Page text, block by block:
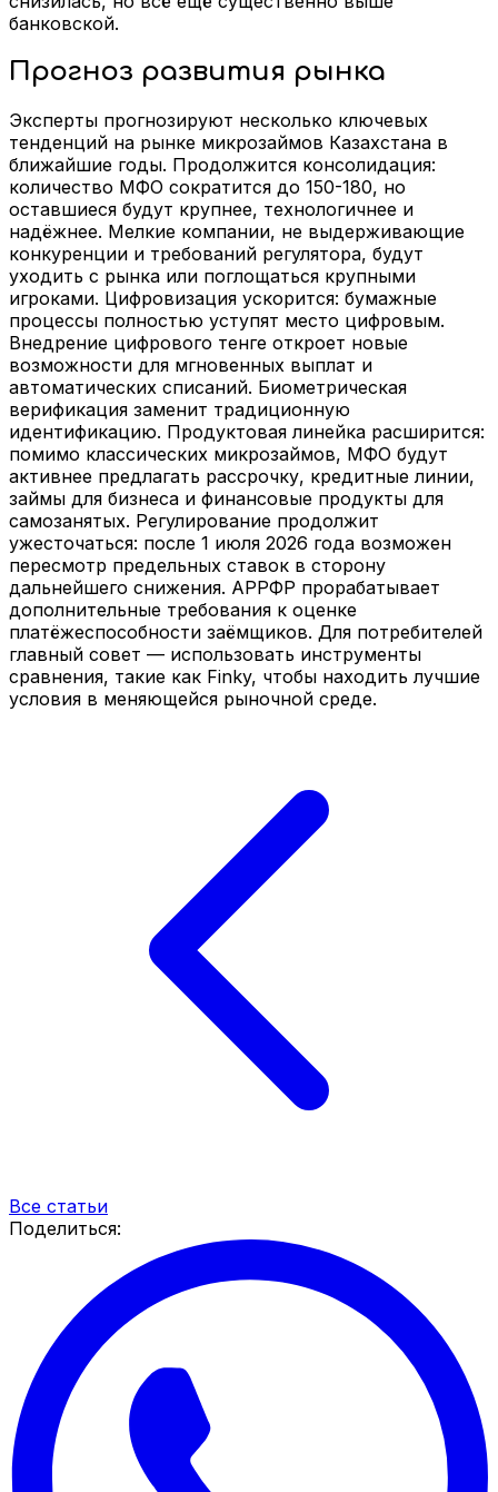
банковской.
Прогноз развития рынка
Эксперты прогнозируют несколько ключевых
тенденций на рынке микрозаймов Казахстана в
ближайшие годы. Продолжится консолидация:
количество МФО сократится до 150-180, но
оставшиеся будут крупнее, технологичнее и
надёжнее. Мелкие компании, не выдерживающие
конкуренции и требований регулятора, будут
уходить с рынка или поглощаться крупными
игроками. Цифровизация ускорится: бумажные
процессы полностью уступят место цифровым.
Внедрение цифрового тенге откроет новые
возможности для мгновенных выплат и
автоматических списаний. Биометрическая
верификация заменит традиционную
идентификацию. Продуктовая линейка расширится:
помимо классических микрозаймов, МФО будут
активнее предлагать рассрочку, кредитные линии,
займы для бизнеса и финансовые продукты для
самозанятых. Регулирование продолжит
ужесточаться: после 1 июля 2026 года возможен
пересмотр предельных ставок в сторону
дальнейшего снижения. АРРФР прорабатывает
дополнительные требования к оценке
платёжеспособности заёмщиков. Для потребителей
главный совет — использовать инструменты
сравнения, такие как Finky, чтобы находить лучшие
условия в меняющейся рыночной среде.
Все статьи
Поделиться: